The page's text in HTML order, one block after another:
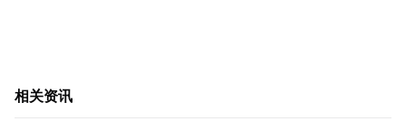
相关资讯